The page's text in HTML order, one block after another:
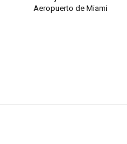
Aeropuerto de Miami